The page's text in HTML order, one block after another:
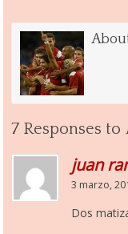
7 Responses to
juan
3 marzo,
Dos